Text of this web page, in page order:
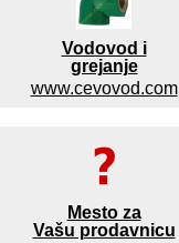
Vodovod i
grejanje
www.cevovod.com
Mesto za
Vašu prodavnicu